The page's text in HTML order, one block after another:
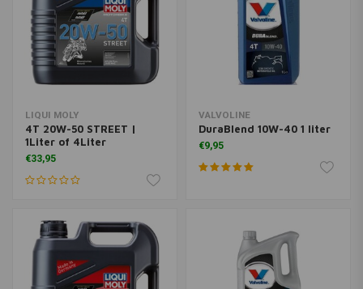
LIQUI MOLY
4T 20W-50 STREET |
1Liter of 4Liter
€33,95
VALVOLINE
DuraBlend 10W-40 1 liter
€9,95